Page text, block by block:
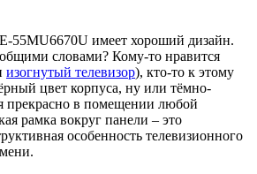
55MU6670U имеет хороший дизайн.
словами? Кому-то нравится
изогнутый телевизор), кто-то к этому
цвет корпуса, ну или тёмно-
прекрасно в помещении любой
рамка вокруг панели – это
особенность телевизионного